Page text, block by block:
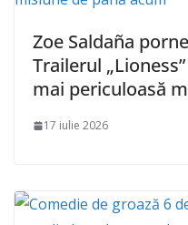
Zoe Saldaña
Trailerul
mai periculoasă
17 iulie 2026